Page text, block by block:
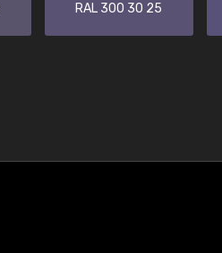
RAL 300 30 25